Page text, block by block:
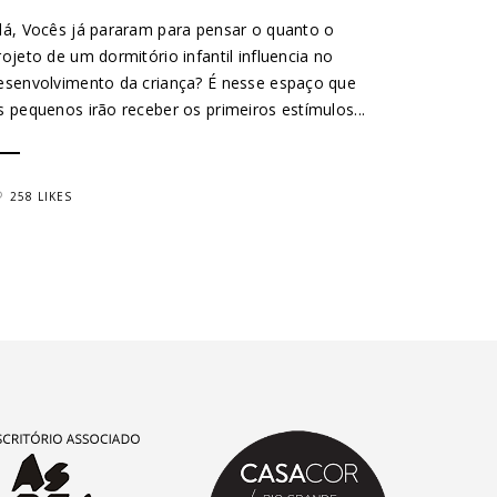
Vocês já pararam para pensar o quanto o
de um dormitório infantil influencia no
da criança? É nesse espaço que
pequenos irão receber os primeiros estímulos...
258 LIKES